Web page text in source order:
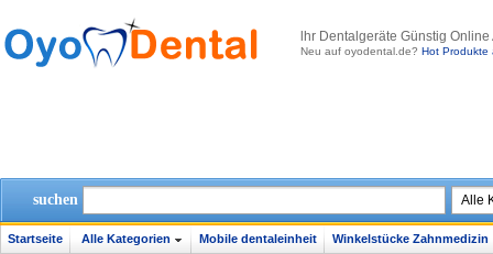
lhr Dentalgeräte Günstig
Neu auf oyodental.de? Hot Produkte
suchen
Startseite Alle Kategorien Mobile dentaleinheit Winkelstücke Zahnmedizin